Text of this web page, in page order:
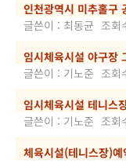
글쓴이 : 최동균 조회
임시체육시설 야구장
글쓴이 : 기노준 조회
임시체육시설 테니스
글쓴이 : 기노준 조회